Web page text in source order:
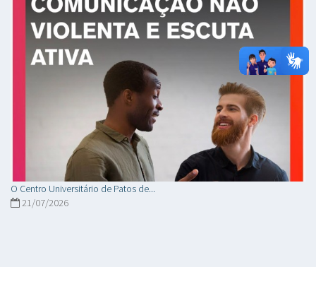
O Centro Universitário de Patos de...
21/07/2026